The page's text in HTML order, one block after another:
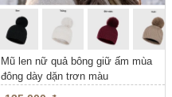
Mũ len nữ quả bông giữ ấm mùa
đông dày dặn trơn màu